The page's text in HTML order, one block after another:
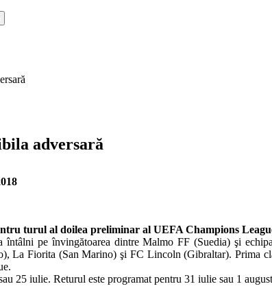
adversară
turul al doilea preliminar al UEFA Champions
întâlni pe învingătoarea dintre Malmo FF (Suedia) şi
La Fiorita (San Marino) şi FC Lincoln (Gibraltar). Prima
25 iulie. Returul este programat pentru 31 iulie sau 1